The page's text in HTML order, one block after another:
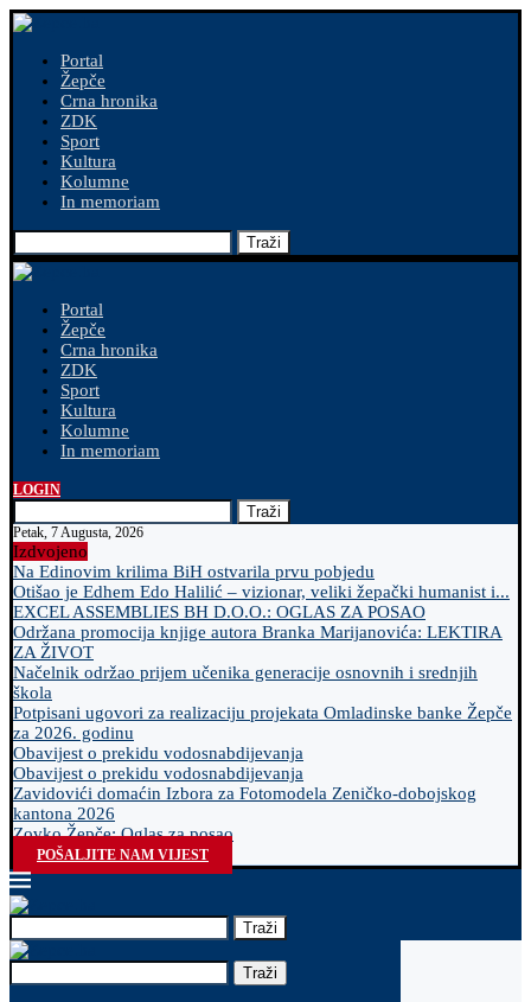
Portal
Žepče
Crna hronika
ZDK
Sport
Kultura
Kolumne
In memoriam
Traži
Portal
Žepče
Crna hronika
ZDK
Sport
Kultura
Kolumne
In memoriam
LOGIN
Traži
Petak, 7 Augusta, 2026
Izdvojeno
Na Edinovim krilima BiH ostvarila prvu pobjedu
Otišao je Edhem Edo Halilić – vizionar, veliki žepački humanist i...
EXCEL ASSEMBLIES BH D.O.O.: OGLAS ZA POSAO
Održana promocija knjige autora Branka Marijanovića: LEKTIRA
ZA ŽIVOT
Načelnik održao prijem učenika generacije osnovnih i srednjih
škola
Potpisani ugovori za realizaciju projekata Omladinske banke Žepče
za 2026. godinu
Obavijest o prekidu vodosnabdijevanja
Obavijest o prekidu vodosnabdijevanja
Zavidovići domaćin Izbora za Fotomodela Zeničko-dobojskog
kantona 2026
Zovko Žepče: Oglas za posao
POŠALJITE NAM VIJEST
Traži
Traži